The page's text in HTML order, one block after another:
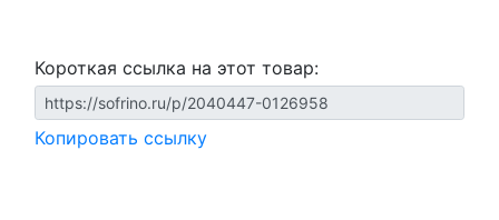
Короткая ссылка на этот товар:
Копировать ссылку